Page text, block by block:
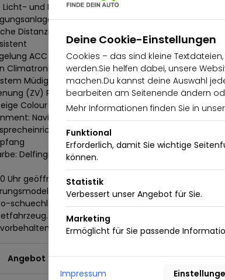
Deine Cookie-Einstellungen
Cookies – das sind kleine
werden.Sie helfen dabei, unsere
machen.Du kannst deine Auswahl
bearbeiten am Seitenende ändern
Mehr Informationen finden Sie in
Funktional
Erforderlich, damit Sie wichtige
können.
Statistik
Verbessert unser Angebot für Sie.
Marketing
Ermöglicht für Sie passende
Impressum
und Regensensor LED-Kennzeichenbeleuchtung
Technik: Einparkhilfe vorne und
Distanzregelung ACC bis 210 km/h Front-Assist mit
ACC (Abstandstempomat) el. Parkbremse inkl.
Climatronic proaktives
Müdigkeitserkennung Scheckheftgepflegt ESP
(ZV) Rückfahrkamera Reifendruckkontrolle
Colour Wegfahrsperre Servotronic Start-Stop-
Navigationssystem Media mit Farbdisplay
(Bluetooth) USB Typ C DAB -
Delfingrau Metallic Wir haben Mo-Fr. 08:00-18:00
Uhr geöffnet. Gerne beraten wir Sie über
und nehmen Ihr derzeitiges Fahrzeug in
schuechl.de/finanzierung
Irrtümer, Änderungen oder
www.auto-schuechl.de
Angebot